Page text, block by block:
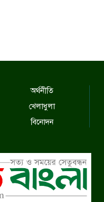
অর্থনীতি
খেলাধুলা
বিনোদন